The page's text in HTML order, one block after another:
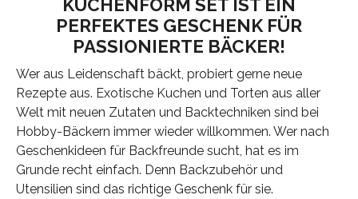
KUCHENFORM SET IST EIN
PERFEKTES GESCHENK FÜR
PASSIONIERTE BÄCKER!
Wer aus Leidenschaft bäckt, probiert gerne neue
Rezepte aus. Exotische Kuchen und Torten aus aller
Welt mit neuen Zutaten und Backtechniken sind bei
Hobby-Bäckern immer wieder willkommen. Wer nach
Geschenkideen für Backfreunde sucht, hat es im
Grunde recht einfach. Denn Backzubehör und
Utensilien sind das richtige Geschenk für sie.